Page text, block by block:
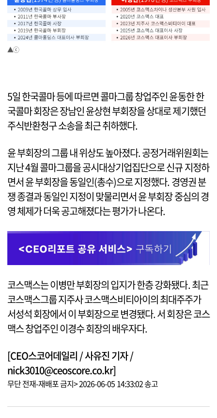
▲ⓒ
5일 한국콜마 등에 따르면 콜마그룹 창업주인 윤동한 한
국콜마 회장은 장남인 윤상현 부회장을 상대로 제기했던
주식반환청구 소송을 최근 취하했다.
윤 부회장의 그룹 내 위상도 높아졌다. 공정거래위원회는
지난 4월 콜마그룹을 공시대상기업집단으로 신규 지정하
면서 윤 부회장을 동일인(총수)으로 지정했다. 경영권 분
쟁 종결과 동일인 지정이 맞물리면서 윤 부회장 중심의 경
영 체제가 더욱 공고해졌다는 평가가 나온다.
코스맥스는 이병만 부회장의 입지가 한층 강화됐다. 최근
코스맥스그룹 지주사 코스맥스비티아이의 최대주주가
서성석 회장에서 이 부회장으로 변경됐다. 서 회장은 코스
맥스 창업주인 이경수 회장의 배우자다.
[CEO스코어데일리 / 사유진 기자 /
nick3010@ceoscore.co.kr]
무단 전재-재배포 금지> 2026-06-05 14:33:02 송고